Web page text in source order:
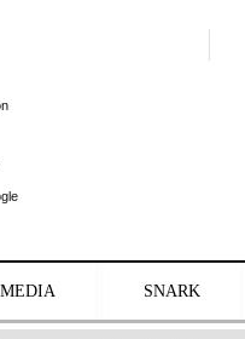
MEDIA SNARK